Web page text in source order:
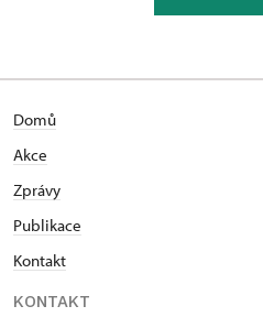
Domů
Akce
Zprávy
Publikace
Kontakt
KONTAKT